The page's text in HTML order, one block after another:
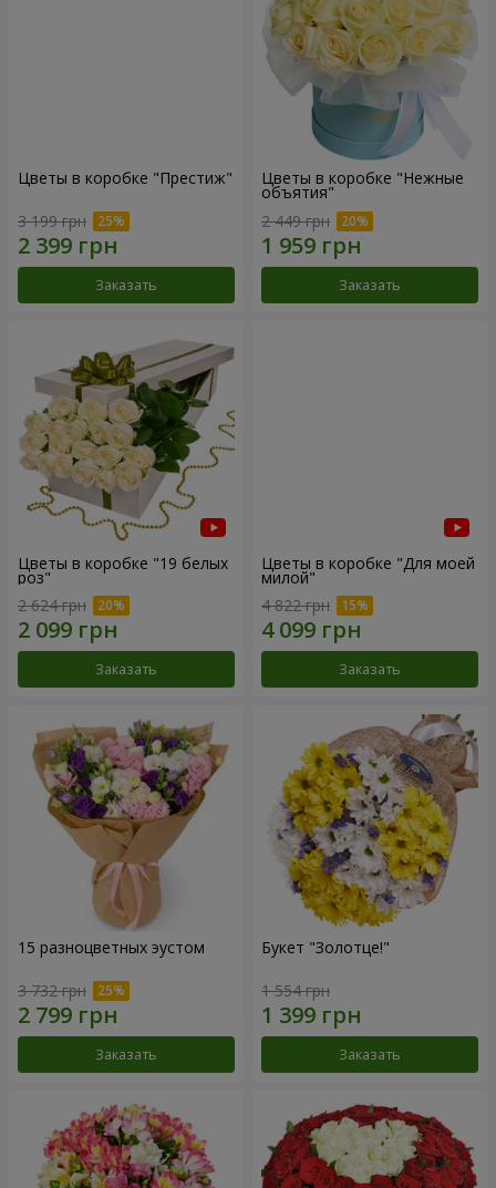
Цветы в коробке "Престиж"
3 199 грн
Заказать
Цветы в коробке "Нежные
объятия"
2 449 грн
Заказать
Цветы в коробке "19 белых
роз"
2 624 грн
Заказать
Цветы в коробке "Для моей
милой"
4 822 грн
Заказать
15 разноцветных эустом
3 732 грн
Заказать
Букет "Золотце!"
1 554 грн
Заказать